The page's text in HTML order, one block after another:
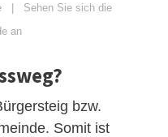
| Sehen Sie sich die
an
bzw.
Somit ist